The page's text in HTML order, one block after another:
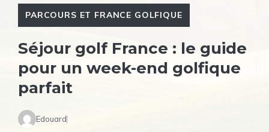
PARCOURS ET FRANCE GOLFIQUE
Séjour golf France : le guide
pour un week-end golfique
parfait
Edouard